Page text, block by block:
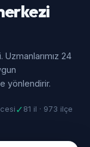
Uzmanlarımız 24
yönlendirir.
✓ 81 il · 973 ilçe